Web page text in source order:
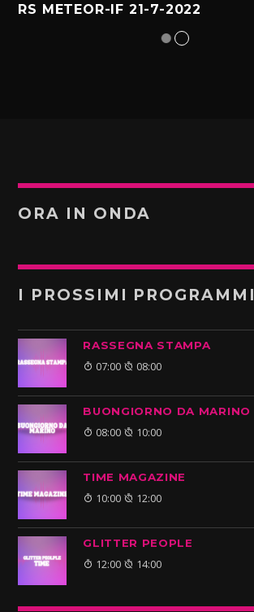
RS METEOR-IF 21-7-2022
ORA IN ONDA
I PROSSIMI PROGRAMMI
RASSEGNA STAMPA
07:00 08:00
BUONGIORNO DA MARINO
08:00 10:00
TIME MAGAZINE
10:00 12:00
GLITTER PEOPLE
12:00 14:00